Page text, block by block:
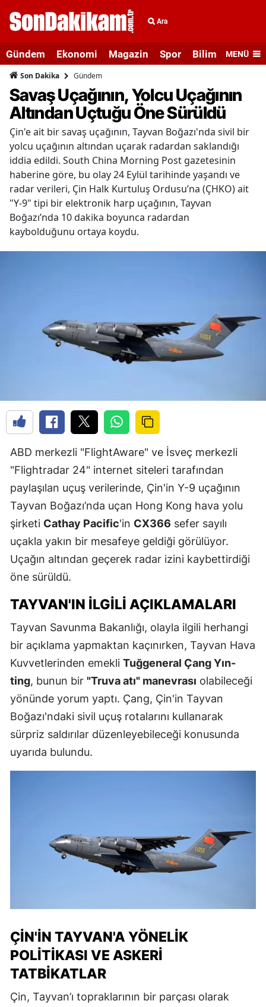
Ara
Gündem Ekonomi Magazin Spor Bilim veMENÜ
Son Dakika Gündem
Savaş Uçağının, Yolcu Uçağının
Altından Uçtuğu Öne Sürüldü
Çin'e ait bir savaş uçağının, Tayvan Boğazı'nda sivil bir
yolcu uçağının altından uçarak radardan saklandığı
iddia edildi. South China Morning Post gazetesinin
haberine göre, bu olay 24 Eylül tarihinde yaşandı ve
radar verileri, Çin Halk Kurtuluş Ordusu’na (ÇHKO) ait
"Y-9" tipi bir elektronik harp uçağının, Tayvan
Boğazı’nda 10 dakika boyunca radardan
kaybolduğunu ortaya koydu.
ABD merkezli "FlightAware" ve İsveç merkezli
"Flightradar 24" internet siteleri tarafından
paylaşılan uçuş verilerinde, Çin'in Y-9 uçağının
Tayvan Boğazı’nda uçan Hong Kong hava yolu
şirketi Cathay Pacific'in CX366 sefer sayılı
uçakla yakın bir mesafeye geldiği görülüyor.
Uçağın altından geçerek radar izini kaybettirdiği
öne sürüldü.
TAYVAN'IN İLGILI AÇIKLAMALARI
Tayvan Savunma Bakanlığı, olayla ilgili herhangi
bir açıklama yapmaktan kaçınırken, Tayvan Hava
Kuvvetlerinden emekli Tuğgeneral Çang Yın-
ting, bunun bir "Truva atı" manevrası olabileceği
yönünde yorum yaptı. Çang, Çin'in Tayvan
Boğazı'ndaki sivil uçuş rotalarını kullanarak
sürpriz saldırılar düzenleyebileceği konusunda
uyarıda bulundu.
ÇIN'IN TAYVAN'A YÖNELIK
POLITIKASI VE ASKERI
TATBIKATLAR
Çin, Tayvan’ı topraklarının bir parçası olarak